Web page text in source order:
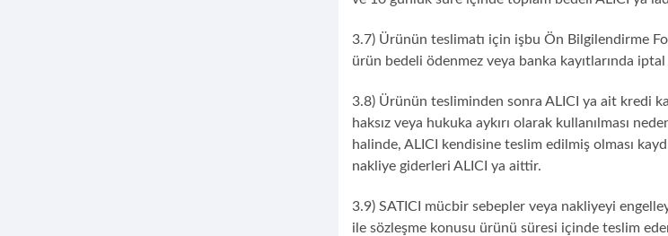
3.7) Ürünün teslimatı için işbu Ön Bilgilendirme
ürün bedeli ödenmez veya banka kayıtlarında
3.8) Ürünün tesliminden sonra ALICI ya ait kredi
haksız veya hukuka aykırı olarak kullanılması
halinde, ALICI kendisine teslim edilmiş olması
nakliye giderleri ALICI ya aittir.
3.9) SATICI mücbir sebepler veya nakliyeyi
ile sözleşme konusu ürünü süresi içinde teslim